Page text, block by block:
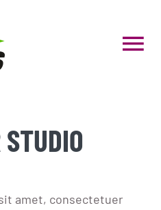
amet, consectetuer